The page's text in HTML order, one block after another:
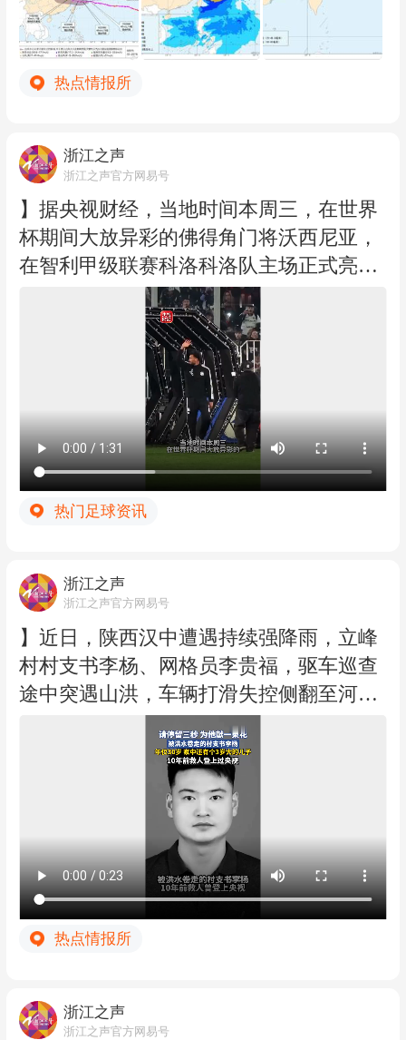
15-16级。 降雨预报：7日14时至8日14
时，受“白海豚”影响，台湾岛北部部分地
区有大雨，局地暴雨（50-80毫米）。（浙
秒），中心最低气压为950百帕。
预计，“白海豚”将以每小时15-20公里的速
度向偏西方向移动，强度变化不大或略有
增强，7日下午穿过琉球群岛后移入东
近，可能于9日下午至10日早晨在浙江到
福建北部沿海地区登陆（35-42米/秒，12-1
4级，台风级或强台风级），登陆后向西
偏北方向移动，强度逐渐减弱。 大风预
报：7日14时至8日14时，受“白海豚”影
响，黄海南部、长江口有6-7级、阵风8级
大风，东海、台湾以东洋面、巴士海峡和
杭州湾、浙江沿海、福建东北部沿海将有
7-8级、阵风9-10级大风，其中东海大部海
域风力可达9-11级、阵风12-13级，台风中
心经过的海域或地区风力有12-15级，阵风
15-16级。 降雨预报：7日14时至8日14
时，受“白海豚”影响，台湾岛北部部分地
区有大雨，局地暴雨（50-80毫米）。（浙
热点情报所
浙江之声
浙江之声官方网易号
】据央视财经，当地时间本周三，在世界
杯期间大放异彩的佛得角门将沃西尼亚，
在智利甲级联赛科洛科洛队主场正式亮
相，超过两万名球迷到场欢迎。他说：
“从一开始我就受到了非常热情的欢迎，
感觉像在家一样，感觉自己是这个大家庭
的一员。这个团队非常出色，我已经看到
了球队的实力，这也说明了为什么我们排
在第一名。”
现年40岁的沃西尼亚，职业生涯大多效力
于次级联赛的无名小球会。本届世界杯他
入选“梦幻十一人”球迷票选最佳阵容，身
升至近3000万。此次与智利科洛科洛队签
订协议为期半年（可续约一年）。 有趣的
是，沃西尼亚是绰号，在葡萄牙语中意为
“奶奶”，他的真名叫若西马尔·若泽·埃沃
拉·迪亚斯。智利联赛规定球衣须印法定姓
氏，禁止使用昵称，但科洛科洛俱乐部向
足协申请特例，经特别投票通过，允许他
印上“Vozinha”。（央视财经）
热门足球资讯
浙江之声
浙江之声官方网易号
】近日，陕西汉中遭遇持续强降雨，立峰
村村支书李杨、网格员李贵福，驱车巡查
途中突遇山洪，车辆打滑失控侧翻至河道
内。李杨不幸遇难，年仅30岁。李贵福回
忆，李杨牺牲前，一把将他推出了车。李
杨是一名退伍军人，2015年9月，总台新
闻频道就曾经报道过，在重庆一名女子乘
坐扶梯时不慎跌倒，头朝下滚落下去。危
急时刻，在附近巡逻的武警战士李杨迅速
翻进扶梯出手相助。
热点情报所
浙江之声
浙江之声官方网易号